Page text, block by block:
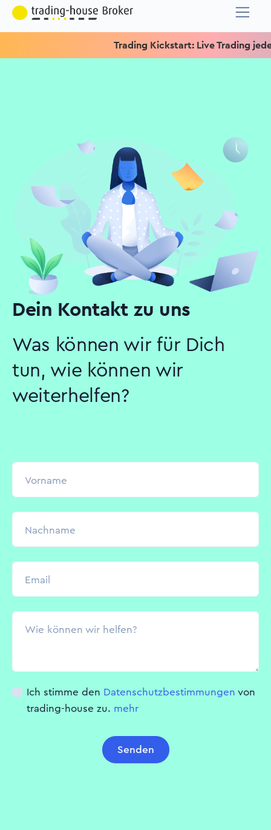
Trading Kickstart: Live Trading
Dein Kontakt zu uns
Was können wir für Dich
tun, wie können wir
weiterhelfen?
Vorname
Nachname
Email
Wie können wir helfen?
Ich stimme den Datenschutzbestimmungen von
trading-house zu. mehr
Senden